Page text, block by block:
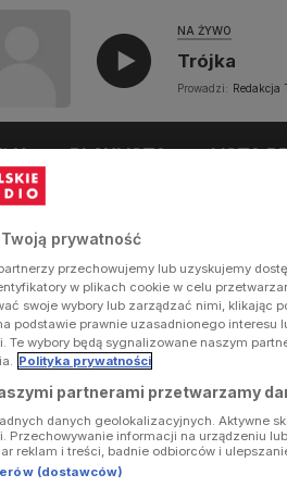
NA ŻYWO
Trójka
Prowadzi: Redakcja
PLAYLISTA LISTA
Twoją prywatność
przechowujemy lub uzyskujemy
w plikach cookie w celu
swoje wybory lub zarządzać nimi, klikając
podstawie prawnie uzasadnionego interesu
Te wybory będą sygnalizowane naszym
Polityka prywatności
partnerami przetwarzamy
danych geolokalizacyjnych. Aktywne
Przechowywanie informacji na urządzeniu
reklam i treści, badnie odbiorców i
(dostawców)